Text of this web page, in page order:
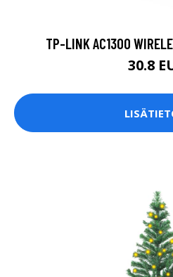
TP-LINK AC1300
30.8